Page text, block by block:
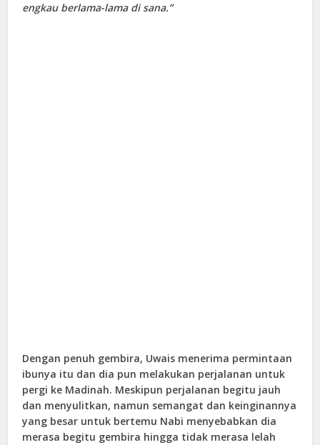
engkau berlama-lama di sana.”
Dengan penuh gembira, Uwais menerima permintaan
ibunya itu dan dia pun melakukan perjalanan untuk
pergi ke Madinah. Meskipun perjalanan begitu jauh
dan menyulitkan, namun semangat dan keinginannya
yang besar untuk bertemu Nabi menyebabkan dia
merasa begitu gembira hingga tidak merasa lelah